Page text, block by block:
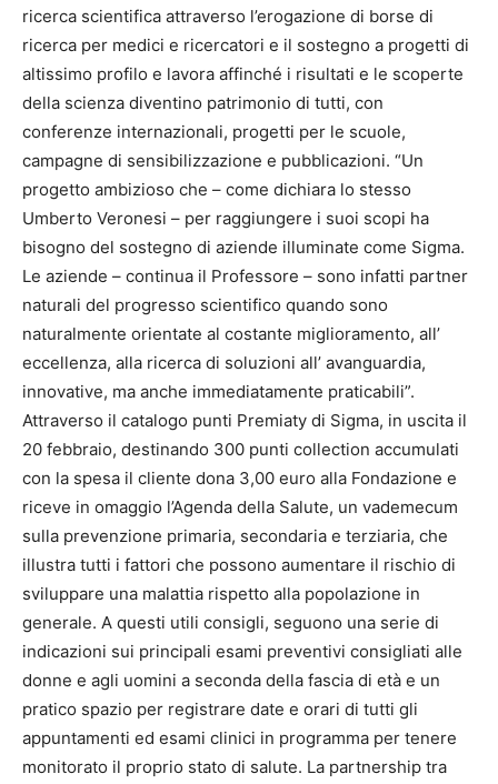
ricerca scientifica attraverso l’erogazione di borse di
ricerca per medici e ricercatori e il sostegno a progetti di
altissimo profilo e lavora affinché i risultati e le scoperte
della scienza diventino patrimonio di tutti, con
conferenze internazionali, progetti per le scuole,
campagne di sensibilizzazione e pubblicazioni. “Un
progetto ambizioso che – come dichiara lo stesso
Umberto Veronesi – per raggiungere i suoi scopi ha
bisogno del sostegno di aziende illuminate come Sigma.
Le aziende – continua il Professore – sono infatti partner
naturali del progresso scientifico quando sono
naturalmente orientate al costante miglioramento, all’
eccellenza, alla ricerca di soluzioni all’ avanguardia,
innovative, ma anche immediatamente praticabili”.
Attraverso il catalogo punti Premiaty di Sigma, in uscita il
20 febbraio, destinando 300 punti collection accumulati
con la spesa il cliente dona 3,00 euro alla Fondazione e
riceve in omaggio l’Agenda della Salute, un vademecum
sulla prevenzione primaria, secondaria e terziaria, che
illustra tutti i fattori che possono aumentare il rischio di
sviluppare una malattia rispetto alla popolazione in
generale. A questi utili consigli, seguono una serie di
indicazioni sui principali esami preventivi consigliati alle
donne e agli uomini a seconda della fascia di età e un
pratico spazio per registrare date e orari di tutti gli
appuntamenti ed esami clinici in programma per tenere
monitorato il proprio stato di salute. La partnership tra